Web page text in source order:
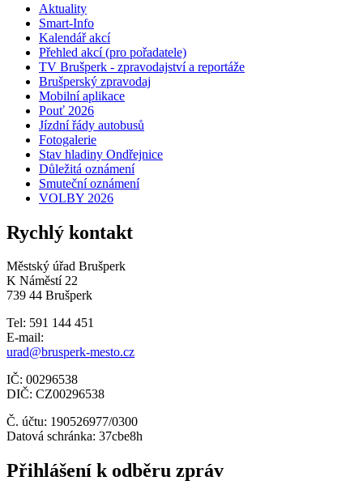
Aktuality
Smart-Info
Kalendář akcí
Přehled akcí (pro pořadatele)
TV Brušperk - zpravodajství a reportáže
Brušperský zpravodaj
Mobilní aplikace
Pouť 2026
Jízdní řády autobusů
Fotogalerie
Stav hladiny Ondřejnice
Důležitá oznámení
Smuteční oznámení
VOLBY 2026
Rychlý kontakt
Městský úřad Brušperk
K Náměstí 22
739 44 Brušperk
Tel: 591 144 451
E-mail:
urad@brusperk-mesto.cz
IČ: 00296538
DIČ: CZ00296538
Č. účtu: 190526977/0300
Datová schránka: 37cbe8h
Přihlášení k odběru zpráv